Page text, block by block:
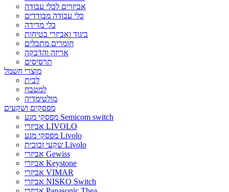
אביזרים לכלי עבודה
כלי עבודה מבודדים
כלי מדידה
ביגוד ואביזרי בטיחות
חומרים מתכלים
אריזה והדבקה
תרסיסים
מוצרי חשמל
לבית
למטבח
מולטימדיה
מפסקים ושקעים
מפסקי מגע Semicom switch
אביזרי LIVOLO
מפסקי מגע Livolo
שקעי זכוכית Livolo
אביזרי Gewiss
אביזרי Keystone
אביזרי VIMAR
אביזרי NISKO Switch